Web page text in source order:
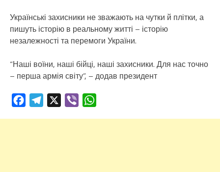
Українські захисники не зважають на чутки й плітки, а
пишуть історію в реальному житті – історію
незалежності та перемоги України.
“Наші воїни, наші бійці, наші захисники. Для нас точно
– перша армія світу”, – додав президент
FacebookTelegram Viber